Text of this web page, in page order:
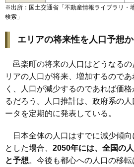
※出所：国土交通省「 不動産情報ライブラリ・
検索 」
エリアの将来性を人口予想
邑楽町の将来の人口はどうなるの
リアの人口が将来、増加するので
く、人口が減少するのであれば価
るだろう。人口推計は、政府系の
ータを定期的に発表している。
日本全体の人口はすでに減少傾向
とした場合、 2050年には、全国の
と予想。今後も都心への人口の移